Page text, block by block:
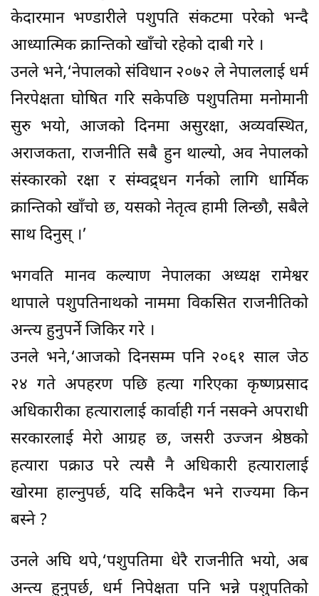
केदारमान भण्डारीले पशुपति संकटमा परेको भन्दै
आध्यात्मिक क्रान्तिको खाँचो रहेको दाबी गरे ।
उनले भने,‘नेपालको संविधान २०७२ ले नेपाललाई धर्म
निरपेक्षता घोषित गरि सकेपछि पशुपतिमा मनोमानी
सुरु भयो, आजको दिनमा असुरक्षा, अव्यवस्थित,
अराजकता, राजनीति सबै हुन थाल्यो, अव नेपालको
संस्कारको रक्षा र संम्वद्र्धन गर्नको लागि धार्मिक
क्रान्तिको खाँचो छ, यसको नेतृत्व हामी लिन्छौ, सबैले
साथ दिनुस् ।’
भगवति मानव कल्याण नेपालका अध्यक्ष रामेश्वर
थापाले पशुपतिनाथको नाममा विकसित राजनीतिको
अन्त्य हुनुपर्ने जिकिर गरे ।
उनले भने,‘आजको दिनसम्म पनि २०६१ साल जेठ
२४ गते अपहरण पछि हत्या गरिएका कृष्णप्रसाद
अधिकारीका हत्यारालाई कार्वाही गर्न नसक्ने अपराधी
सरकारलाई मेरो आग्रह छ, जसरी उज्जन श्रेष्ठको
हत्यारा पक्राउ परे त्यसै नै अधिकारी हत्यारालाई
खोरमा हाल्नुपर्छ, यदि सकिदैन भने राज्यमा किन
बस्ने ?
उनले अघि थपे,‘पशुपतिमा धेरै राजनीति भयो, अब
अन्त्य हुनुपर्छ, धर्म निपेक्षता पनि भन्ने पशुपतिको